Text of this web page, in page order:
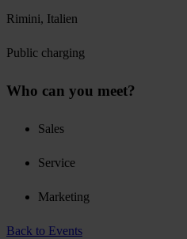
Rimini, Italien
Public charging
Who can you meet?
Sales
Service
Marketing
Back to Events